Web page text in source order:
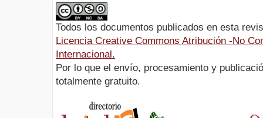
Todos los documentos publicados en esta
Licencia Creative Commons Atribución -No
Internacional.
Por lo que el envío, procesamiento y
totalmente gratuito.